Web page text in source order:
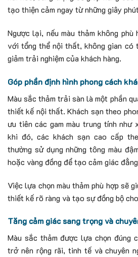
tạo thiện cảm ngay từ những giây
Ngược lại, nếu màu thảm không phù
với tổng thể nội thất, không gian có
giảm trải nghiệm của khách hàng.
Góp phần định hình phong cách
Màu sắc thảm trải sàn là một phần
thiết kế nội thất. Khách sạn theo
ưu tiên các gam màu trung tính như
khi đó, các khách sạn cao cấp
thường sử dụng những tông màu
hoặc vàng đồng để tạo cảm giác
Việc lựa chọn màu thảm phù hợp sẽ
thiết kế rõ ràng và tạo sự đồng bộ
Tăng cảm giác sang trọng và
Màu sắc thảm được lựa chọn đúng
trở nên rộng rãi, tinh tế và chuyên